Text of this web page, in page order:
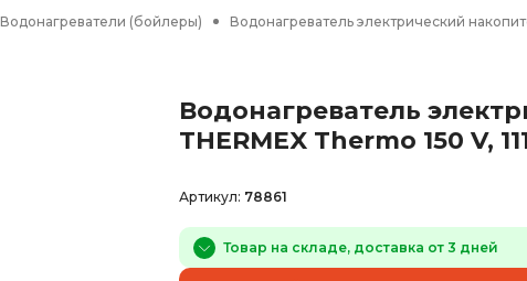
Водонагреватели (бойлеры) Водонагреватель электрический
Водонагреватель
THERMEX Thermo 150 V,
Артикул: 78861
Товар на складе, доставка от 3 дней